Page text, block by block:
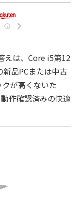
えは、Core i5第12
新品PCまたは中古
が高くないた
作確認済みの快適